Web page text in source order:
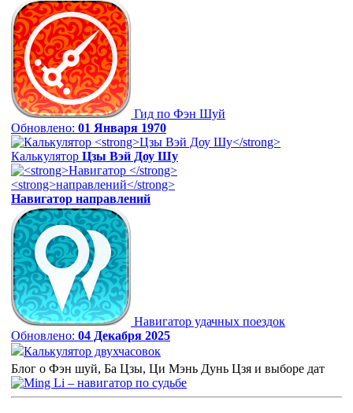
Гид по Фэн Шуй
Обновлено: 01 Января 1970
Калькулятор Цзы Вэй Доу Шу
Навигатор направлений
Навигатор удачных поездок
Обновлено: 04 Декабря 2025
Калькулятор двухчасовок
Блог о Фэн шуй, Ба Цзы, Ци Мэнь Дунь Цзя и выборе дат